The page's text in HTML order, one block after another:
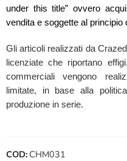
under this title” ovvero
vendita e soggette al principio
Gli articoli realizzati da
licenziate che riportano
commerciali vengono
limitate, in base alla
produzione in serie.
COD: CHM031